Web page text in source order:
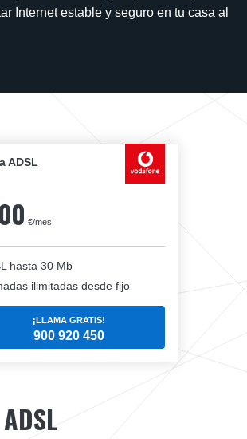
Internet estable y seguro en tu casa al
ADSL
€/mes
hasta 30 Mb
ilimitadas desde fijo
¡LLAMA GRATIS!
900 920 450